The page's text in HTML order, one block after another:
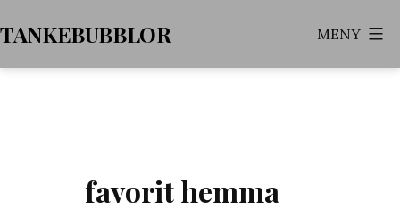
till
innehåll
TANKEBUBBLOR MENY
favorit hemma